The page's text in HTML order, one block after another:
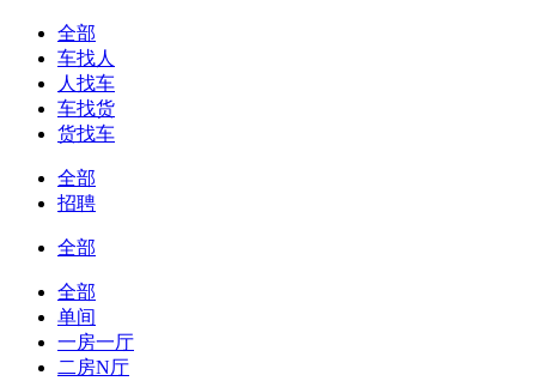
全部
车找人
人找车
车找货
货找车
全部
招聘
全部
全部
单间
一房一厅
二房N厅